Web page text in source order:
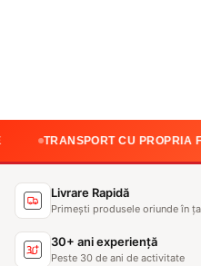
CU PROPRIA FLOTĂ
Livrare Rapidă
Primești produsele oriunde în
30+ ani experiență
Peste 30 de ani de activitate